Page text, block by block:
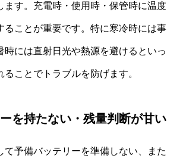
ます。充電時・使用時・保管時に温度
ることが重要です。特に寒冷時には事
時には直射日光や熱源を避けるといっ
ることでトラブルを防げます。
を持たない・残量判断が甘い
て予備バッテリーを準備しない、また